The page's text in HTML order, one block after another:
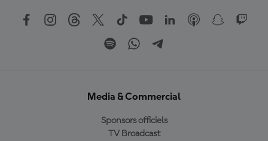
Media & Commercial
Sponsors officiels
TV Broadcast